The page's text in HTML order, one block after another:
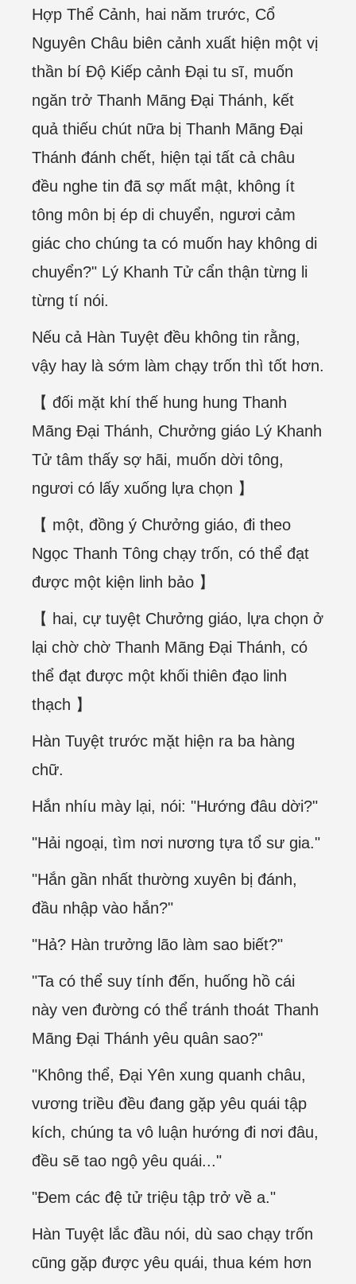
Hợp Thể Cảnh, hai năm trước, Cổ
Nguyên Châu biên cảnh xuất hiện một vị
thần bí Độ Kiếp cảnh Đại tu sĩ, muốn
ngăn trở Thanh Mãng Đại Thánh, kết
quả thiếu chút nữa bị Thanh Mãng Đại
Thánh đánh chết, hiện tại tất cả châu
đều nghe tin đã sợ mất mật, không ít
tông môn bị ép di chuyển, ngươi cảm
giác cho chúng ta có muốn hay không di
chuyển?" Lý Khanh Tử cẩn thận từng li
từng tí nói.
Nếu cả Hàn Tuyệt đều không tin rằng,
vậy hay là sớm làm chạy trốn thì tốt hơn.
【 đối mặt khí thế hung hung Thanh
Mãng Đại Thánh, Chưởng giáo Lý Khanh
Tử tâm thấy sợ hãi, muốn dời tông,
ngươi có lấy xuống lựa chọn 】
【 một, đồng ý Chưởng giáo, đi theo
Ngọc Thanh Tông chạy trốn, có thể đạt
được một kiện linh bảo 】
【 hai, cự tuyệt Chưởng giáo, lựa chọn ở
lại chờ chờ Thanh Mãng Đại Thánh, có
thể đạt được một khối thiên đạo linh
thạch 】
Hàn Tuyệt trước mặt hiện ra ba hàng
chữ.
Hắn nhíu mày lại, nói: "Hướng đâu dời?"
"Hải ngoại, tìm nơi nương tựa tổ sư gia."
"Hắn gần nhất thường xuyên bị đánh,
đầu nhập vào hắn?"
"Hả? Hàn trưởng lão làm sao biết?"
"Ta có thể suy tính đến, huống hồ cái
này ven đường có thể tránh thoát Thanh
Mãng Đại Thánh yêu quân sao?"
"Không thể, Đại Yên xung quanh châu,
vương triều đều đang gặp yêu quái tập
kích, chúng ta vô luận hướng đi nơi đâu,
đều sẽ tao ngộ yêu quái..."
"Đem các đệ tử triệu tập trở về a."
Hàn Tuyệt lắc đầu nói, dù sao chạy trốn
cũng gặp được yêu quái, thua kém hơn